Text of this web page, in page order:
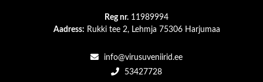
Reg nr. 11989994
Aadress: Rukki tee 2, Lehmja 75306 Harjumaa
info@virusuveniirid.ee
53427728